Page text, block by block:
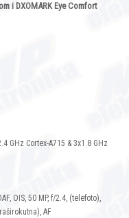
i DXOMARK Eye Comfort
GHz Cortex-A715 & 3x1.8 GHz
OIS, 50 MP, f/2.4, (telefoto),
AF